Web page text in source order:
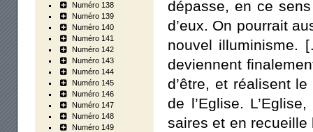
Numéro 138
Numéro 139
Numéro 140
Numéro 141
Numéro 142
Numéro 143
Numéro 144
Numéro 145
Numéro 146
Numéro 147
Numéro 148
Numéro 149
dépasse, en ce
d’eux. On pour­rait
nou­vel illu­mi­nisme.
deviennent
d’être, et réa­lisent
de l’Eglise.
saires et en